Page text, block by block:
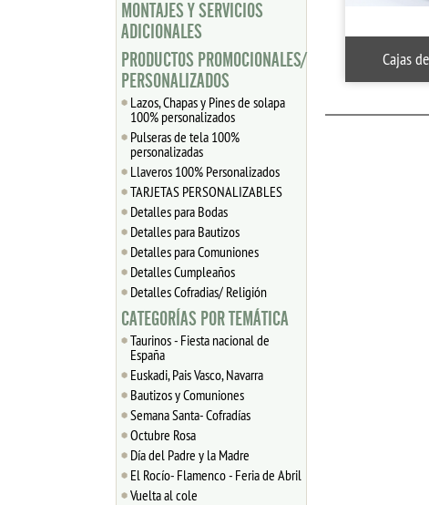
MONTAJES Y SERVICIOS
ADICIONALES
PRODUCTOS PROMOCIONALES/
PERSONALIZADOS
Lazos, Chapas y Pines de solapa
100% personalizados
Pulseras de tela 100%
personalizadas
Llaveros 100% Personalizados
TARJETAS PERSONALIZABLES
Detalles para Bodas
Detalles para Bautizos
Detalles para Comuniones
Detalles Cumpleaños
Detalles Cofradias/ Religión
CATEGORÍAS POR TEMÁTICA
Taurinos - Fiesta nacional de
España
Euskadi, Pais Vasco, Navarra
Bautizos y Comuniones
Semana Santa- Cofradías
Octubre Rosa
Día del Padre y la Madre
El Rocío- Flamenco - Feria de Abril
Vuelta al cole
Cajas